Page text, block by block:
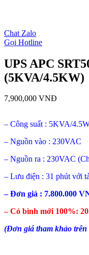
UPS APC
(5KVA/4.5KW)
7,900,000 VNĐ
– Công suất : 5KVA/
– Nguồn vào : 230VAC
– Nguồn ra : 230VAC
– Lưu điện : 31 phút với
– Đơn giá : 7.800.000
– Có bình mới 100%:
(Đơn giá tham khảo trên
Chat Zalo
Gọi Hotline